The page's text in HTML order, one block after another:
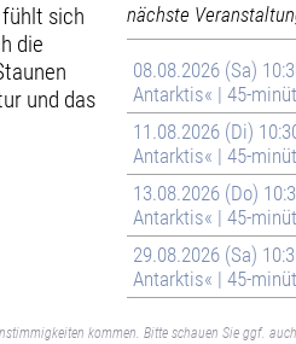
sich
die
und das
nächste
08.08.2026 (Sa)
Antarktis« | 45-
11.08.2026 (Di)
Antarktis« | 45-
13.08.2026 (Do)
Antarktis« | 45-
29.08.2026 (Sa)
Antarktis« | 45-
kommen. Bitte schauen Sie ggf.